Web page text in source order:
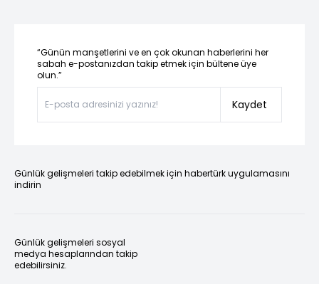
“Günün manşetlerini ve en çok okunan haberlerini her
sabah e-postanızdan takip etmek için bültene üye
olun.”
Kaydet
Günlük gelişmeleri takip edebilmek için habertürk uygulamasını
indirin
Günlük gelişmeleri sosyal
medya hesaplarından takip
edebilirsiniz.